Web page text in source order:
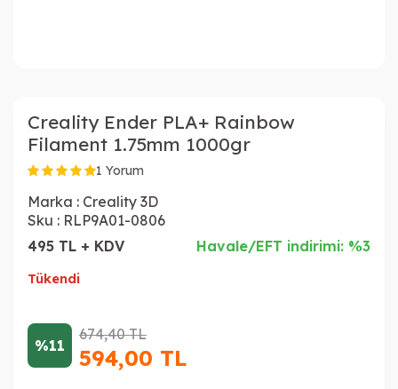
Creality Ender PLA+ Rainbow
Filament 1.75mm 1000gr
1 Yorum
Marka : Creality 3D
Sku : RLP9A01-0806
495 TL + KDV
Havale/EFT indirimi: %3
Tükendi
%11
674,40TL
594,00 TL